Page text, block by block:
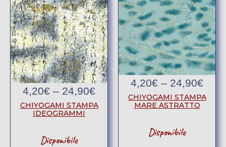
4,20€ – 24,90€
CHIYOGAMI STAMPA
IDEOGRAMMI
Disponibile
4,20€ – 24,90€
CHIYOGAMI STAMPA
MARE ASTRATTO
Disponibile